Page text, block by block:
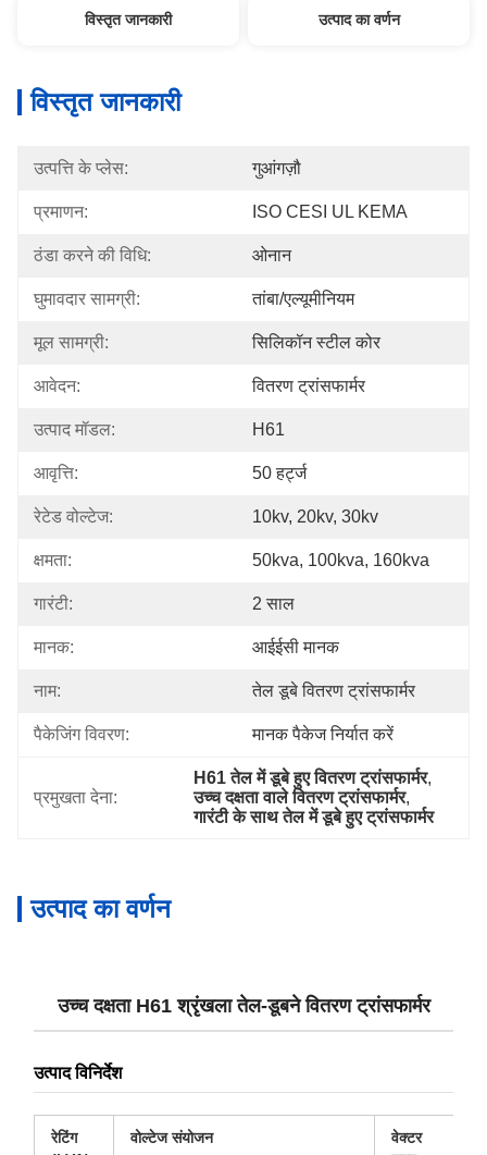
विस्तृत जानकारी उत्पाद का वर्णन
विस्तृत जानकारी
उत्पत्ति के प्लेस: गुआंगज़ौ
प्रमाणन: ISO CESI UL KEMA
ठंडा करने की विधि: ओनान
घुमावदार सामग्री: तांबा/एल्यूमीनियम
मूल सामग्री: सिलिकॉन स्टील कोर
आवेदन: वितरण ट्रांसफार्मर
उत्पाद मॉडल: H61
आवृत्ति: 50 हर्ट्ज
रेटेड वोल्टेज: 10kv, 20kv, 30kv
क्षमता: 50kva, 100kva, 160kva
गारंटी: 2 साल
मानक: आईईसी मानक
नाम: तेल डूबे वितरण ट्रांसफार्मर
पैकेजिंग विवरण: मानक पैकेज निर्यात करें
प्रमुखता देना:
H61 तेल में डूबे हुए वितरण ट्रांसफार्मर,
उच्च दक्षता वाले वितरण ट्रांसफार्मर,
गारंटी के साथ तेल में डूबे हुए ट्रांसफार्मर
उत्पाद का वर्णन
उच्च दक्षता H61 श्रृंखला तेल-डूबने वितरण ट्रांसफार्मर
उत्पाद विनिर्देश
रेटिंग
वोल्टेज संयोजन
वेक्टर